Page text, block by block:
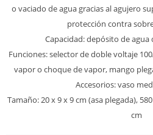
o vaciado de agua gracias al agujero
protección contra
Capacidad: depósito de agua
Funciones: selector de doble voltaje
vapor o choque de vapor, mango
Accesorios: vaso
Tamaño: 20 x 9 x 9 cm (asa plegada),
cm